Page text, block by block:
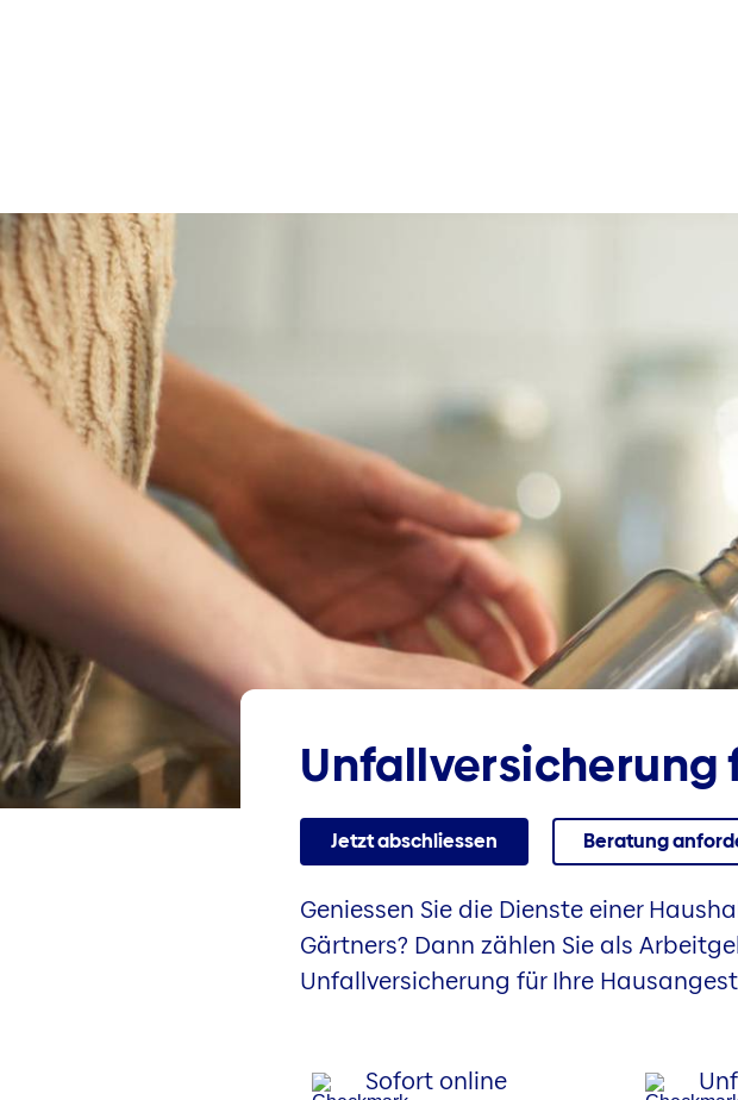
Unfall­versicherung
Jetzt abschliessen Beratung
Geniessen Sie die Dienste einer
Gärtners? Dann zählen Sie als
Unfallversicherung für Ihre
Sofort online